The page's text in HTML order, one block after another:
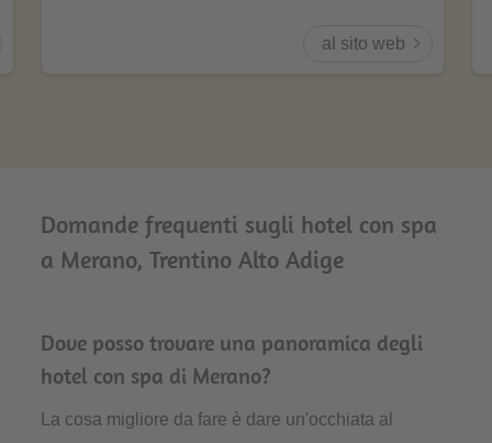
al sito web
Domande frequenti sugli hotel con spa
a Merano, Trentino Alto Adige
Dove posso trovare una panoramica degli
hotel con spa di Merano?
La cosa migliore da fare è dare un'occhiata al